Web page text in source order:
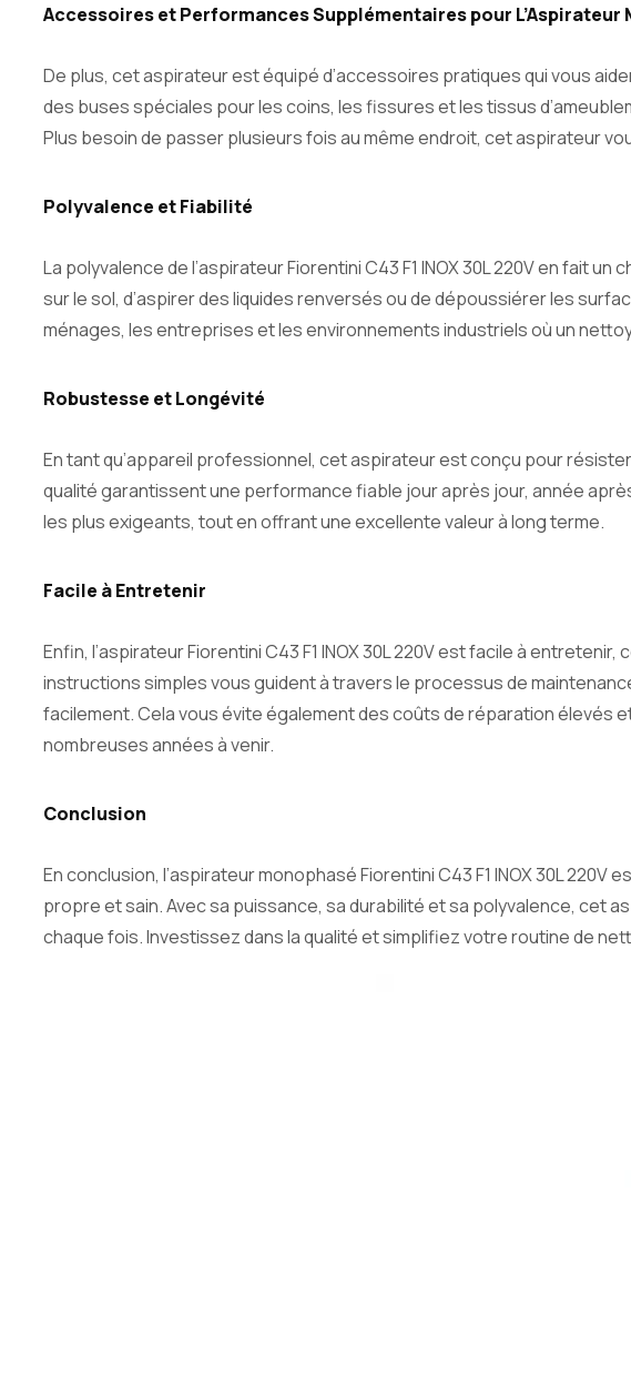
Accessoires et Performances Supplémentaires pour L’Aspirateur
De plus, cet aspirateur est équipé d’accessoires pratiques qui vous
des buses spéciales pour les coins, les fissures et les tissus
Plus besoin de passer plusieurs fois au même endroit, cet aspirateur
Polyvalence et Fiabilité
La polyvalence de l’aspirateur Fiorentini C43 F1 INOX 30L 220V en fait
sur le sol, d’aspirer des liquides renversés ou de dépoussiérer les
ménages, les entreprises et les environnements industriels où un
Robustesse et Longévité
En tant qu’appareil professionnel, cet aspirateur est conçu pour
qualité garantissent une performance fiable jour après jour, année
les plus exigeants, tout en offrant une excellente valeur à long terme.
Facile à Entretenir
Enfin, l’aspirateur Fiorentini C43 F1 INOX 30L 220V est facile à
instructions simples vous guident à travers le processus de
facilement. Cela vous évite également des coûts de réparation
nombreuses années à venir.
Conclusion
En conclusion, l’aspirateur monophasé Fiorentini C43 F1 INOX 30L
propre et sain. Avec sa puissance, sa durabilité et sa polyvalence,
chaque fois. Investissez dans la qualité et simplifiez votre routine de